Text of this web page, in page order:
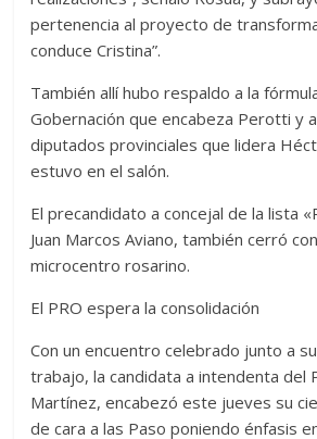
pertenencia al proyecto de
conduce Cristina”.
También allí hubo respaldo a la
Gobernación que encabeza Perotti y
diputados provinciales que lidera
estuvo en el salón.
El precandidato a concejal de la lista
Juan Marcos Aviano, también cerró
microcentro rosarino.
El PRO espera la consolidación
Con un encuentro celebrado junto a
trabajo, la candidata a intendenta del
Martínez, encabezó este jueves su
de cara a las Paso poniendo énfasis